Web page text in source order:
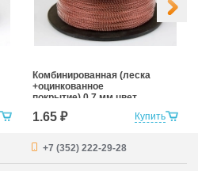
Купить
Комбинированная (леска
+оцинкованное
покрытие) 0,7 мм цвет
1.65 ₽
+7 (352) 222-29-28